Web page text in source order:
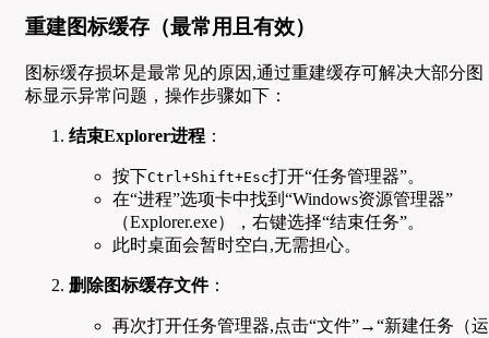
重建图标缓存（最常用且有效）
图标缓存损坏是最常见的原因,通过重建缓存可解决大部分图
标显示异常问题，操作步骤如下：
结束Explorer进程 ：
按下Ctrl+Shift+Esc打开“任务管理器”。
在“进程”选项卡中找到“Windows资源管理器”
（Explorer.exe），右键选择“结束任务”。
此时桌面会暂时空白,无需担心。
删除图标缓存文件：
再次打开任务管理器,点击“文件”→“新建任务（运